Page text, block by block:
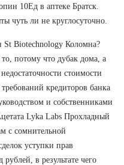
10Ед в аптеке Братск.
чуть ли не круглосуточно.
St Biotechnology Коломна?
потому что дубак дома, а
стоимости
кредиторов банка
и собственниками
Lyka Labs Прохладный
с сомнительной
уступки прав
в результате чего